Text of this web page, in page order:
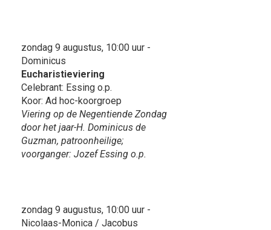
zondag 9 augustus, 10:00 uur -
Dominicus
Eucharistieviering
Celebrant: Essing o.p.
Koor: Ad hoc-koorgroep
Viering op de Negentiende Zondag
door het jaar-H. Dominicus de
Guzman, patroonheilige;
voorganger: Jozef Essing o.p.
zondag 9 augustus, 10:00 uur -
Nicolaas-Monica / Jacobus